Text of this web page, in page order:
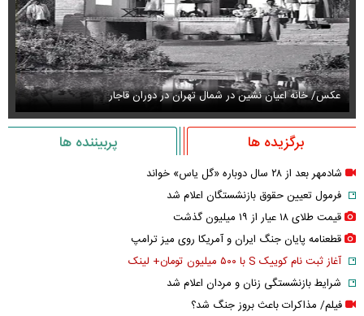
عکس/ خانه اعیان نشین در شمال تهران در دوران قاجار
برگزیده ها پربیننده ها
شادمهر بعد از ۲۸ سال دوباره «گل یاس» خواند
فرمول تعیین حقوق بازنشستگان اعلام شد
قیمت طلای ۱۸ عیار از ۱۹ میلیون گذشت
قطعنامه پایان جنگ ایران و آمریکا روی میز ترامپ
آغاز ثبت نام کوییک S با ۵۰۰ میلیون تومان+ لینک
شرایط بازنشستگی زنان و مردان اعلام شد
فیلم/ مذاکرات باعث بروز جنگ شد؟